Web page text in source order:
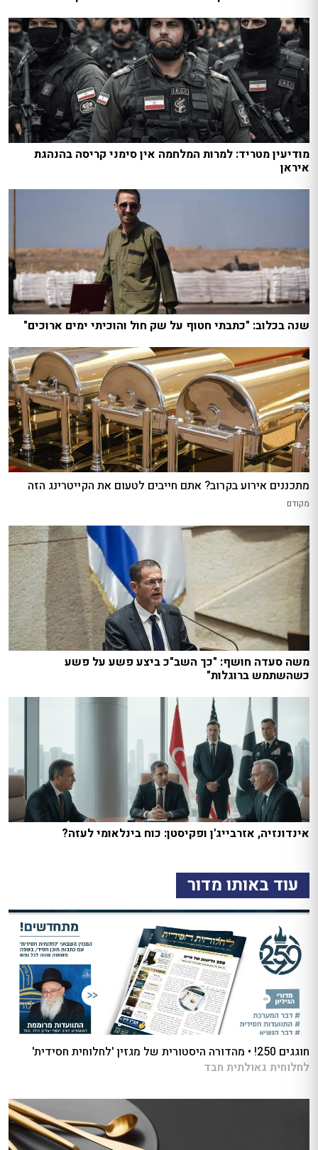
מודיעין מטריד: למרות המלחמה אין סימני קריסה בהנהגת
איראן
שנה בכלוב: "כתבתי חטוף על שק חול והוכיתי ימים ארוכים"
מתכננים אירוע בקרוב? אתם חייבים לטעום את הקייטרינג הזה
מקודם
משה סעדה חושף: "כך השב"כ ביצע פשע על פשע
כשהשתמש ברוגלות"
אינדונזיה, אזרבייג'ן ופקיסטן: כוח בינלאומי לעזה?
עוד באותו מדור
חוגגים 250! • מהדורה היסטורית של מגזין 'לחלוחית חסידית'
לחלוחית גאולתית חבד